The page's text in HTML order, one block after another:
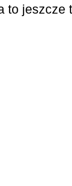
to jeszcze